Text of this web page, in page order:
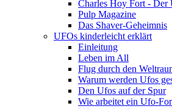
Charles Hoy Fort - Der
Pulp Magazine
Das Shaver-Geheimnis
UFOs kinderleicht erklärt
Einleitung
Leben im All
Flug durch den
Warum werden Ufos
Den Ufos auf der Spur
Wie arbeitet ein Ufo-